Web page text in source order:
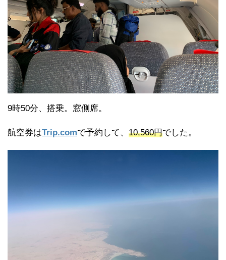
9時50分、搭乗。窓側席。
航空券はTrip.comで予約して、 10,560円でした。